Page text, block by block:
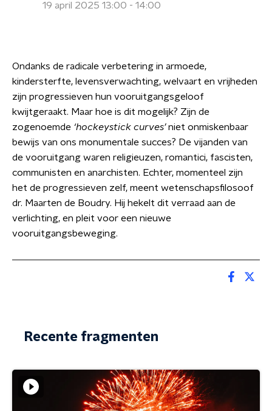
19 april 2025 13:00 - 14:00
Ondanks de radicale verbetering in armoede,
kindersterfte, levensverwachting, welvaart en vrijheden
zijn progressieven hun vooruitgangsgeloof
kwijtgeraakt. Maar hoe is dit mogelijk? Zijn de
zogenoemde ‘hockeystick curves’niet onmiskenbaar
bewijs van ons monumentale succes? De vijanden van
de vooruitgang waren religieuzen, romantici, fascisten,
communisten en anarchisten. Echter, momenteel zijn
het de progressieven zelf, meent wetenschapsfilosoof
dr. Maarten de Boudry. Hij hekelt dit verraad aan de
verlichting, en pleit voor een nieuwe
vooruitgangsbeweging.
Recente fragmenten